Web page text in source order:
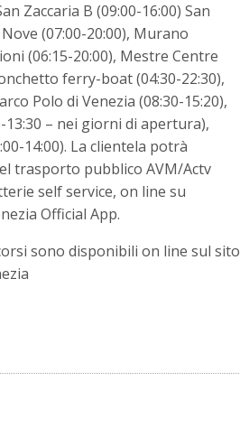
Zaccaria B (09:00-16:00) San
Nove (07:00-20:00), Murano
(06:15-20:00), Mestre Centre
ferry-boat (04:30-22:30),
Polo di Venezia (08:30-15:20),
13:30 – nei giorni di apertura),
14:00). La clientela potrà
trasporto pubblico AVM/Actv
self service, on line su
Official App.
sono disponibili on line sul sito